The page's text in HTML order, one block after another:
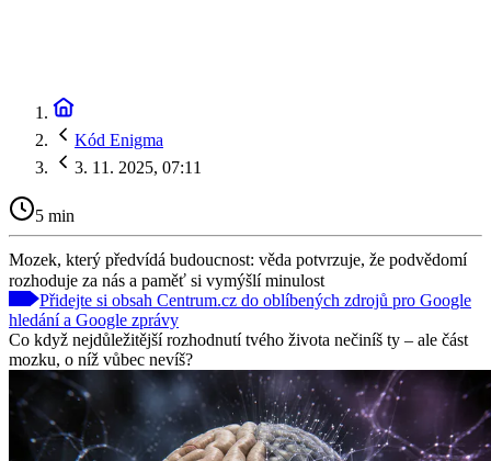
Kód Enigma
3. 11. 2025, 07:11
5 min
Mozek, který předvídá budoucnost: věda potvrzuje, že podvědomí
rozhoduje za nás a paměť si vymýšlí minulost
Přidejte si obsah Centrum.cz do oblíbených zdrojů pro Google
hledání a Google zprávy
Co když nejdůležitější rozhodnutí tvého života nečiníš ty – ale část
mozku, o níž vůbec nevíš?